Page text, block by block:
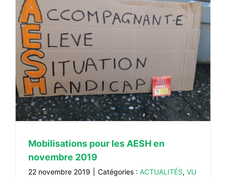
Mobilisations pour les AESH en
novembre 2019
22 novembre 2019 Catégories : ACTUALITÉS, VU